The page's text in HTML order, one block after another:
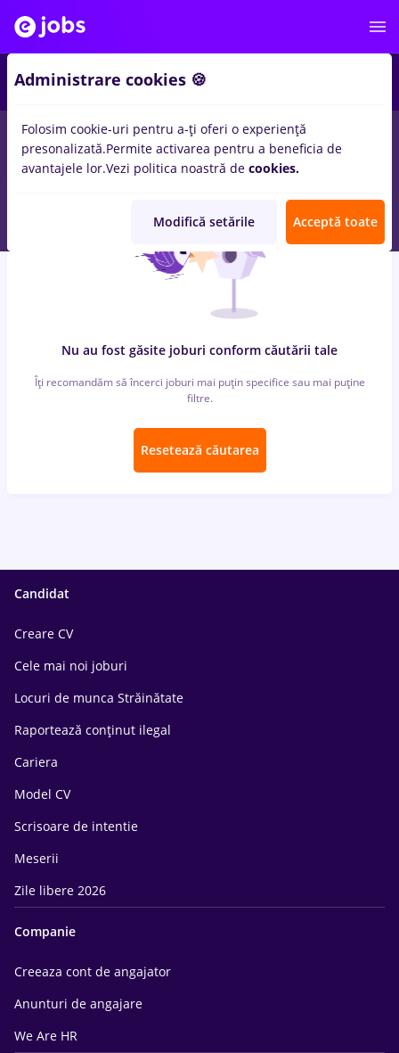
locuri de muncaingrijitor in Iasi (Iasi)pentruEntry-Level (< 2
ani) inConstructii / Instalatii
Nu au fost găsite joburi conform căutării tale
Îți recomandăm să încerci joburi mai puțin specifice sau mai puține
filtre.
Resetează căutarea
Candidat
Creare CV
Cele mai noi joburi
Locuri de munca Străinătate
Raportează conținut ilegal
Cariera
Model CV
Scrisoare de intentie
Meserii
Zile libere 2026
Companie
Creeaza cont de angajator
Anunturi de angajare
We Are HR
Administrare cookies 🍪
Folosim cookie-uri pentru a-ți oferi o experiență
presonalizată.Permite activarea pentru a beneficia de
avantajele lor.Vezi politica noastră de cookies.
Modifică setările Acceptă toate